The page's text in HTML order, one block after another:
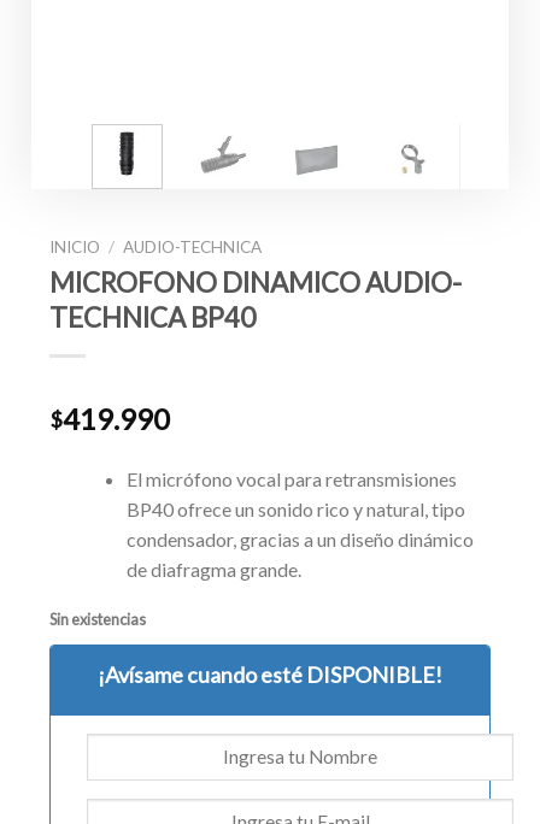
INICIO / AUDIO-TECHNICA
MICROFONO DINAMICO AUDIO-
TECHNICA BP40
$419.990
El micrófono vocal para retransmisiones
BP40 ofrece un sonido rico y natural, tipo
condensador, gracias a un diseño dinámico
de diafragma grande.
Sin existencias
¡Avísame cuando esté DISPONIBLE!